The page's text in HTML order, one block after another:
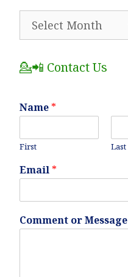
💁📲 Contact Us
Name *
First Last
Email *
Comment or Message